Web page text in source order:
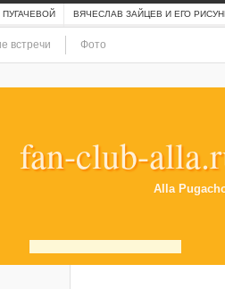
fan-club-
Alla
ВЯЧЕСЛАВ ЗАЙЦЕВ И ЕГО
встречи Фото